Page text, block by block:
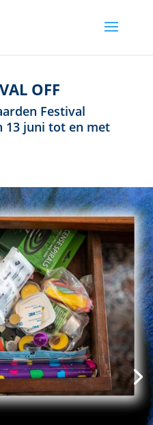
OFF
Festival
13 juni tot en met